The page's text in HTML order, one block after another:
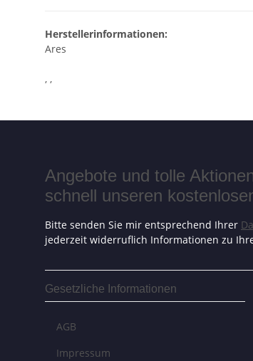
Herstellerinformationen:
Ares
, ,
Angebote und tolle
schnell unseren
Bitte senden Sie mir entsprechend Ihrer
jederzeit widerruflich Informationen zu
Gesetzliche Informationen
AGB
Impressum